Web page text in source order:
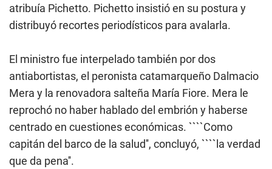
atribuía Pichetto. Pichetto insistió en su postura y
distribuyó recortes periodísticos para avalarla.­
El ministro fue interpelado también por dos
antiabortistas, el peronista catamarqueño Dalmacio
Mera y la renovadora salteña María Fiore. Mera le
reprochó no haber hablado del embrión y haberse
centrado en cuestiones económicas. ````Como
capitán del barco de la salud'', concluyó, ````la verdad
que da pena''.­